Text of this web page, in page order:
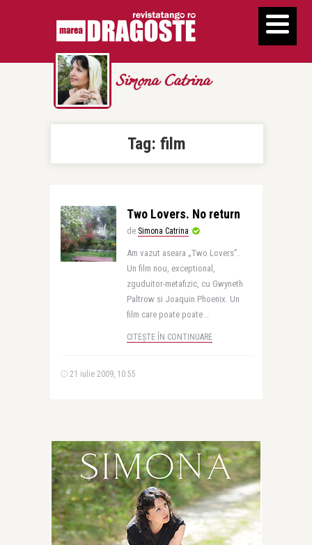
Simona Catrina
Tag: film
Two Lovers. No return
de Simona Catrina
Am vazut aseara „Two Lovers”.
Un film nou, exceptional,
zguduitor-metafizic, cu Gwyneth
Paltrow si Joaquin Phoenix. Un
film care poate poate ..
CITEȘTE ÎN CONTINUARE
21 iulie 2009, 10:55